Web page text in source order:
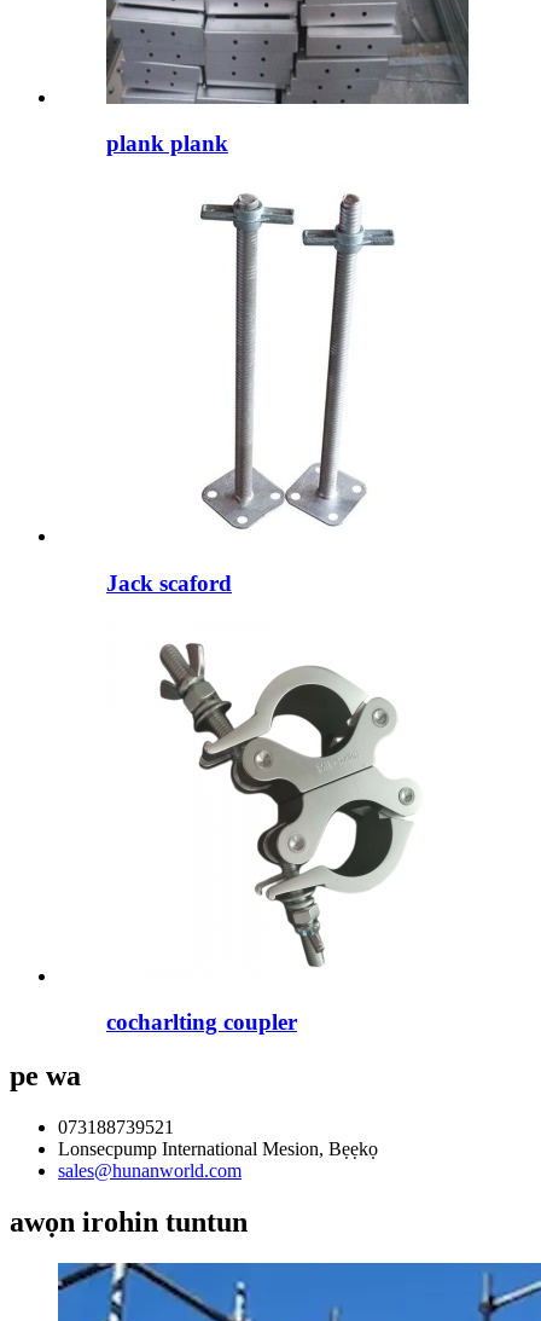
plank plank
Jack scaford
cocharlting coupler
pe wa
073188739521
Lonsecpump International Mesion, Bẹẹkọ
sales@hunanworld.com
awọn irohin tuntun